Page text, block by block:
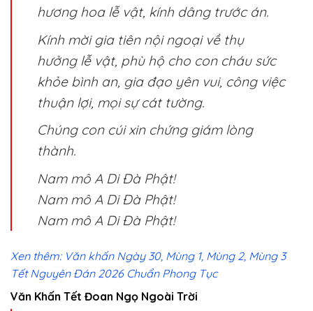
hương hoa lễ vật, kính dâng trước án.
Kính mời gia tiên nội ngoại về thụ
hưởng lễ vật, phù hộ cho con cháu sức
khỏe bình an, gia đạo yên vui, công việc
thuận lợi, mọi sự cát tường.
Chúng con cúi xin chứng giám lòng
thành.
Nam mô A Di Đà Phật!
Nam mô A Di Đà Phật!
Nam mô A Di Đà Phật!
Xen thêm: Văn khấn Ngày 30, Mùng 1, Mùng 2, Mùng 3
Tết Nguyên Đán 2026 Chuẩn Phong Tục
Văn Khấn Tết Đoan Ngọ Ngoài Trời